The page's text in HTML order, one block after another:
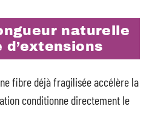
naturelle
fibre déjà fragilisée accélère la
conditionne directement le